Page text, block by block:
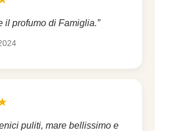
il profumo di Famiglia.”
puliti, mare bellissimo e